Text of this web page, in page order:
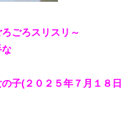
ごろスリスリ～
な
子(２０２５年７月１８日